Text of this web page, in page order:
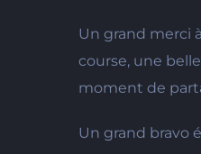
Un grand merci à
course, une
moment de
Un grand bravo